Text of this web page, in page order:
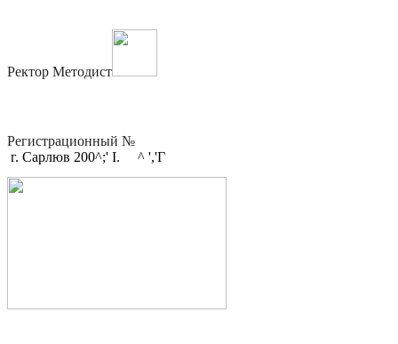
Ректор Методист
Регистрационный №
г. Сарлюв 200^;' I. ^ ','Г